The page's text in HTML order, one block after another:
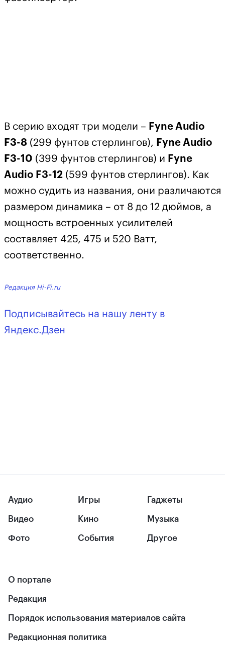
В серию входят три модели – Fyne Audio
F3-8 (299 фунтов стерлингов), Fyne Audio
F3-10 (399 фунтов стерлингов) и Fyne
Audio F3-12 (599 фунтов стерлингов). Как
можно судить из названия, они различаются
размером динамика – от 8 до 12 дюймов, а
мощность встроенных усилителей
составляет 425, 475 и 520 Ватт,
соответственно.
Редакция Hi-Fi.ru
Подписывайтесь на нашу ленту в
Яндекс.Дзен
Аудио
Видео
Фото
Игры
Кино
События
Гаджеты
Музыка
Другое
О портале
Редакция
Порядок использования материалов сайта
Редакционная политика